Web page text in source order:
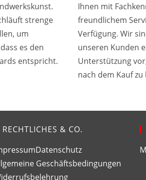
strenge
um
es den
entspricht.
Ihnen mit
freundlichem
Verfügung. Wir
unseren Kunden
Unterstützung
nach dem Kauf zu
RECHTLICHES & CO.
Datenschutz
Geschäftsbedingungen